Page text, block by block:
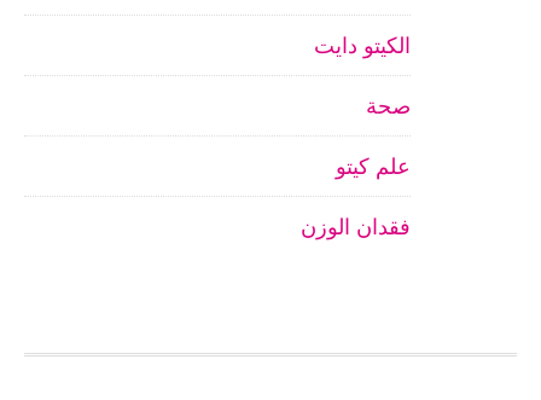
الكيتو دايت
صحة
علم كيتو
فقدان الوزن